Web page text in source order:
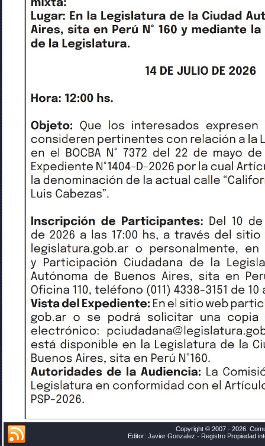
Copyright © 2007 - 2026.
Editor: Javier Gonzalez - Registro Propiedad